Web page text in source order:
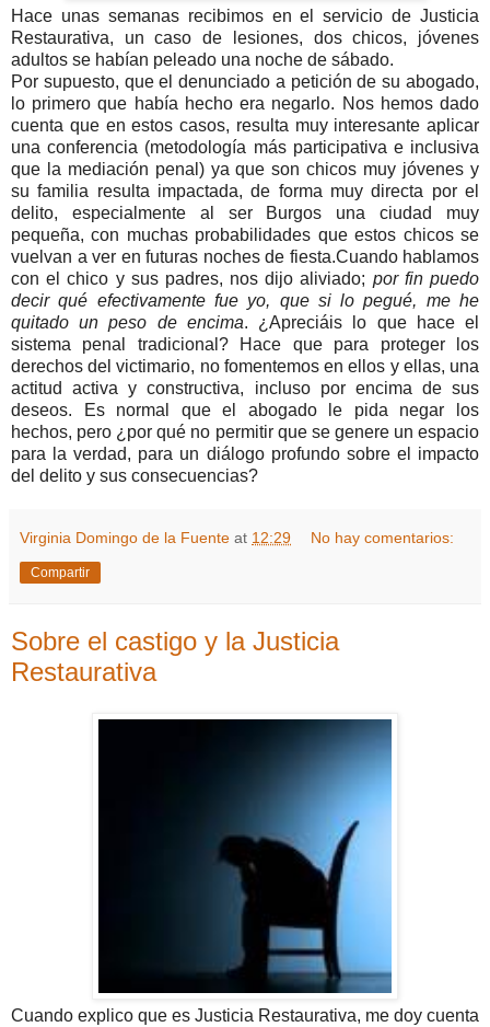
Hace unas semanas recibimos en el servicio de Justicia
Restaurativa, un caso de lesiones, dos chicos, jóvenes
adultos se habían peleado una noche de sábado.
Por supuesto, que el denunciado a petición de su abogado,
lo primero que había hecho era negarlo. Nos hemos dado
cuenta que en estos casos, resulta muy interesante aplicar
una conferencia (metodología más participativa e inclusiva
que la mediación penal) ya que son chicos muy jóvenes y
su familia resulta impactada, de forma muy directa por el
delito, especialmente al ser Burgos una ciudad muy
pequeña, con muchas probabilidades que estos chicos se
vuelvan a ver en futuras noches de fiesta.Cuando hablamos
con el chico y sus padres, nos dijo aliviado; por fin puedo
decir qué efectivamente fue yo, que si lo pegué, me he
quitado un peso de encima. ¿Apreciáis lo que hace el
sistema penal tradicional? Hace que para proteger los
derechos del victimario, no fomentemos en ellos y ellas, una
actitud activa y constructiva, incluso por encima de sus
deseos. Es normal que el abogado le pida negar los
hechos, pero ¿por qué no permitir que se genere un espacio
para la verdad, para un diálogo profundo sobre el impacto
del delito y sus consecuencias?
Virginia Domingo de la Fuente at 12:29 No hay comentarios:
Compartir
Sobre el castigo y la Justicia
Restaurativa
Cuando explico que es Justicia Restaurativa, me doy cuenta